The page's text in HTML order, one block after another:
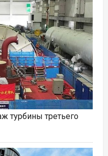
турбины третьего